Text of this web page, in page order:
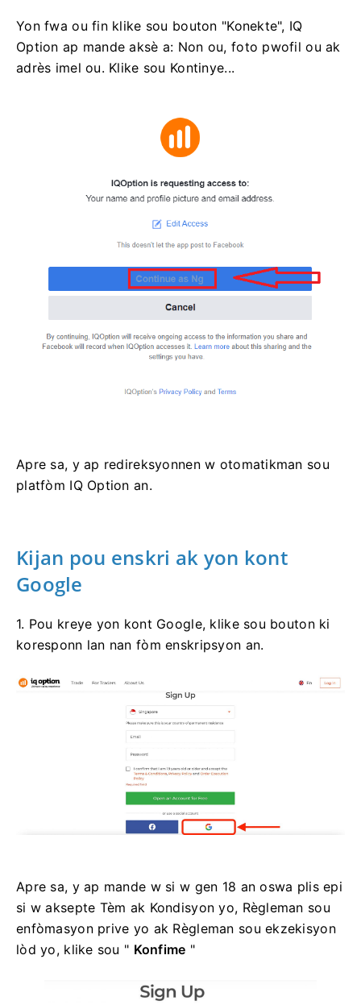
Yon fwa ou fin klike sou bouton "Konekte", IQ
Option ap mande aksè a: Non ou, foto pwofil ou ak
adrès imel ou. Klike sou Kontinye...
Apre sa, y ap redireksyonnen w otomatikman sou
platfòm IQ Option an.
Kijan pou enskri ak yon kont
Google
1. Pou kreye yon kont Google, klike sou bouton ki
koresponn lan nan fòm enskripsyon an.
Apre sa, y ap mande w si w gen 18 an oswa plis epi
si w aksepte Tèm ak Kondisyon yo, Règleman sou
enfòmasyon prive yo ak Règleman sou ekzekisyon
lòd yo, klike sou " Konfime "